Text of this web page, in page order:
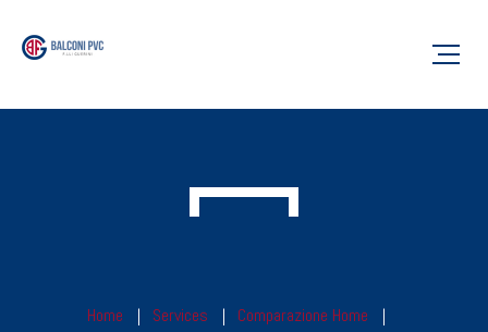
Home Services Comparazione Home